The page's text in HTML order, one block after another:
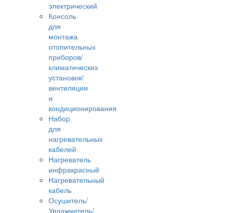
электрический
Консоль
для
монтажа
отопительных
приборов/
климатических
установок/
вентиляции
и
кондиционирования
Набор
для
нагревательных
кабелей
Нагреватель
инфракрасный
Нагревательный
кабель
Осушитель/
Увлажнитель/